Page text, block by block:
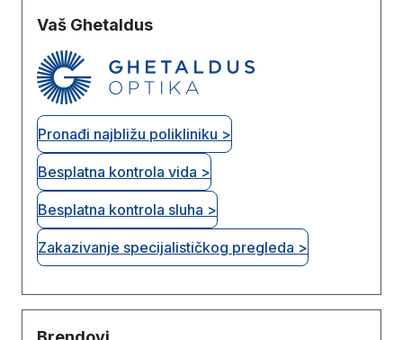
Vaš Ghetaldus
Pronađi najbližu polikliniku >
Besplatna kontrola vida >
Besplatna kontrola sluha >
Zakazivanje specijalističkog pregleda >